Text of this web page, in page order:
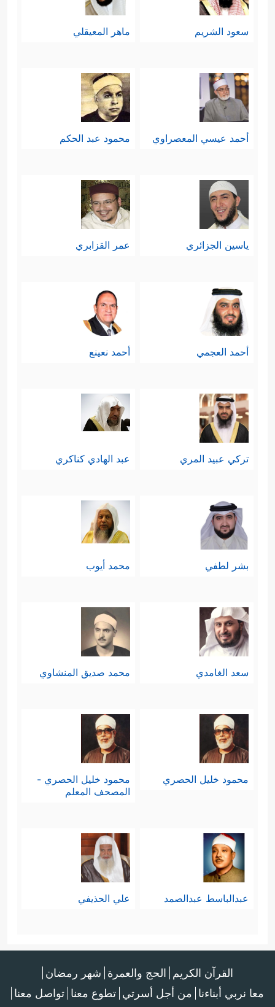
سعود الشريم ماهر المعيقلي
أحمد عيسي المعصراوي محمود عبد الحكم
ياسين الجزائري عمر القزابري
أحمد العجمي أحمد نعينع
تركي عبيد المري عبد الهادي كناكري
بشر لطفي محمد أيوب
سعد الغامدي محمد صديق المنشاوي
محمود خليل الحصري
محمود خليل الحصري -
المصحف المعلم
عبدالباسط عبدالصمد علي الحذيفي
القرآن الكريم الحج والعمرة شهر رمضان
معا نربي أبناءنا من أجل أسرتي تطوع معنا تواصل معنا